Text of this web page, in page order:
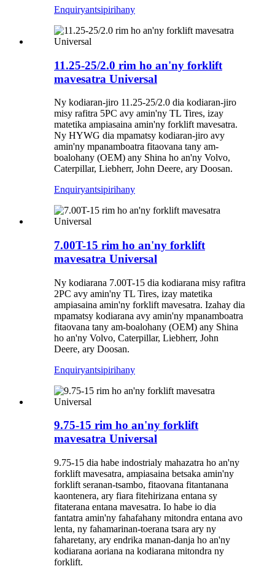
Enquiryantsipirihany
11.25-25/2.0 rim ho an'ny forklift
mavesatra Universal
Ny kodiaran-jiro 11.25-25/2.0 dia kodiaran-jiro
misy rafitra 5PC avy amin'ny TL Tires, izay
matetika ampiasaina amin'ny forklift mavesatra.
Ny HYWG dia mpamatsy kodiaran-jiro avy
amin'ny mpanamboatra fitaovana tany am-
boalohany (OEM) any Shina ho an'ny Volvo,
Caterpillar, Liebherr, John Deere, ary Doosan.
Enquiryantsipirihany
7.00T-15 rim ho an'ny forklift
mavesatra Universal
Ny kodiarana 7.00T-15 dia kodiarana misy rafitra
2PC avy amin'ny TL Tires, izay matetika
ampiasaina amin'ny forklift mavesatra. Izahay dia
mpamatsy kodiarana avy amin'ny mpanamboatra
fitaovana tany am-boalohany (OEM) any Shina
ho an'ny Volvo, Caterpillar, Liebherr, John
Deere, ary Doosan.
Enquiryantsipirihany
9.75-15 rim ho an'ny forklift
mavesatra Universal
9.75-15 dia habe indostrialy mahazatra ho an'ny
forklift mavesatra, ampiasaina betsaka amin'ny
forklift seranan-tsambo, fitaovana fitantanana
kaontenera, ary fiara fitehirizana entana sy
fitaterana entana mavesatra. Io habe io dia
fantatra amin'ny fahafahany mitondra entana avo
lenta, ny fahamarinan-toerana tsara ary ny
faharetany, ary endrika manan-danja ho an'ny
kodiarana aoriana na kodiarana mitondra ny
forklift.